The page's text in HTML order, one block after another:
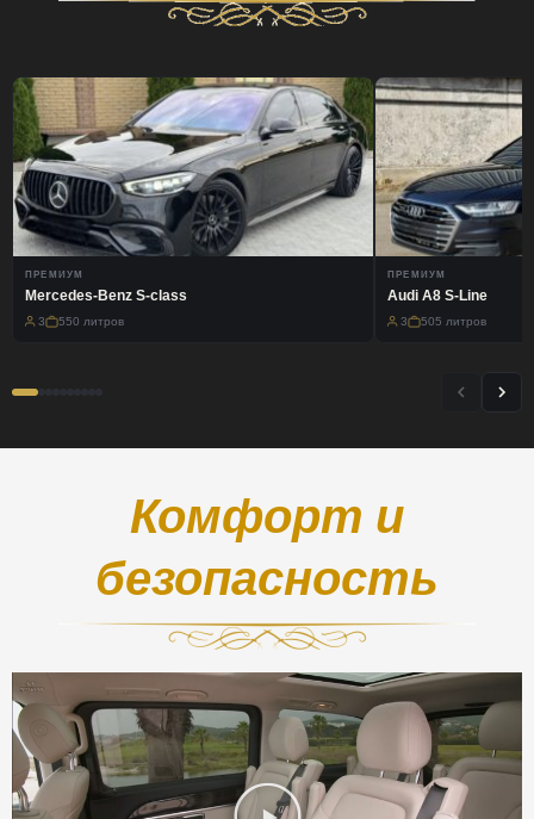
ПРЕМИУМ
Mercedes-Benz S-class
3 550 литров
ПРЕМИУМ
Audi A8 S-Line
3 505 литров
Комфорт и
безопасность